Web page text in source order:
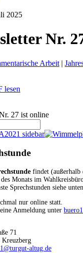
2025
Nr.
Arbeit |
lesen
findet (außerhalb
Monats im
Sprechstunden siehe
nur online statt.
Anmeldung unter
71
altug.de